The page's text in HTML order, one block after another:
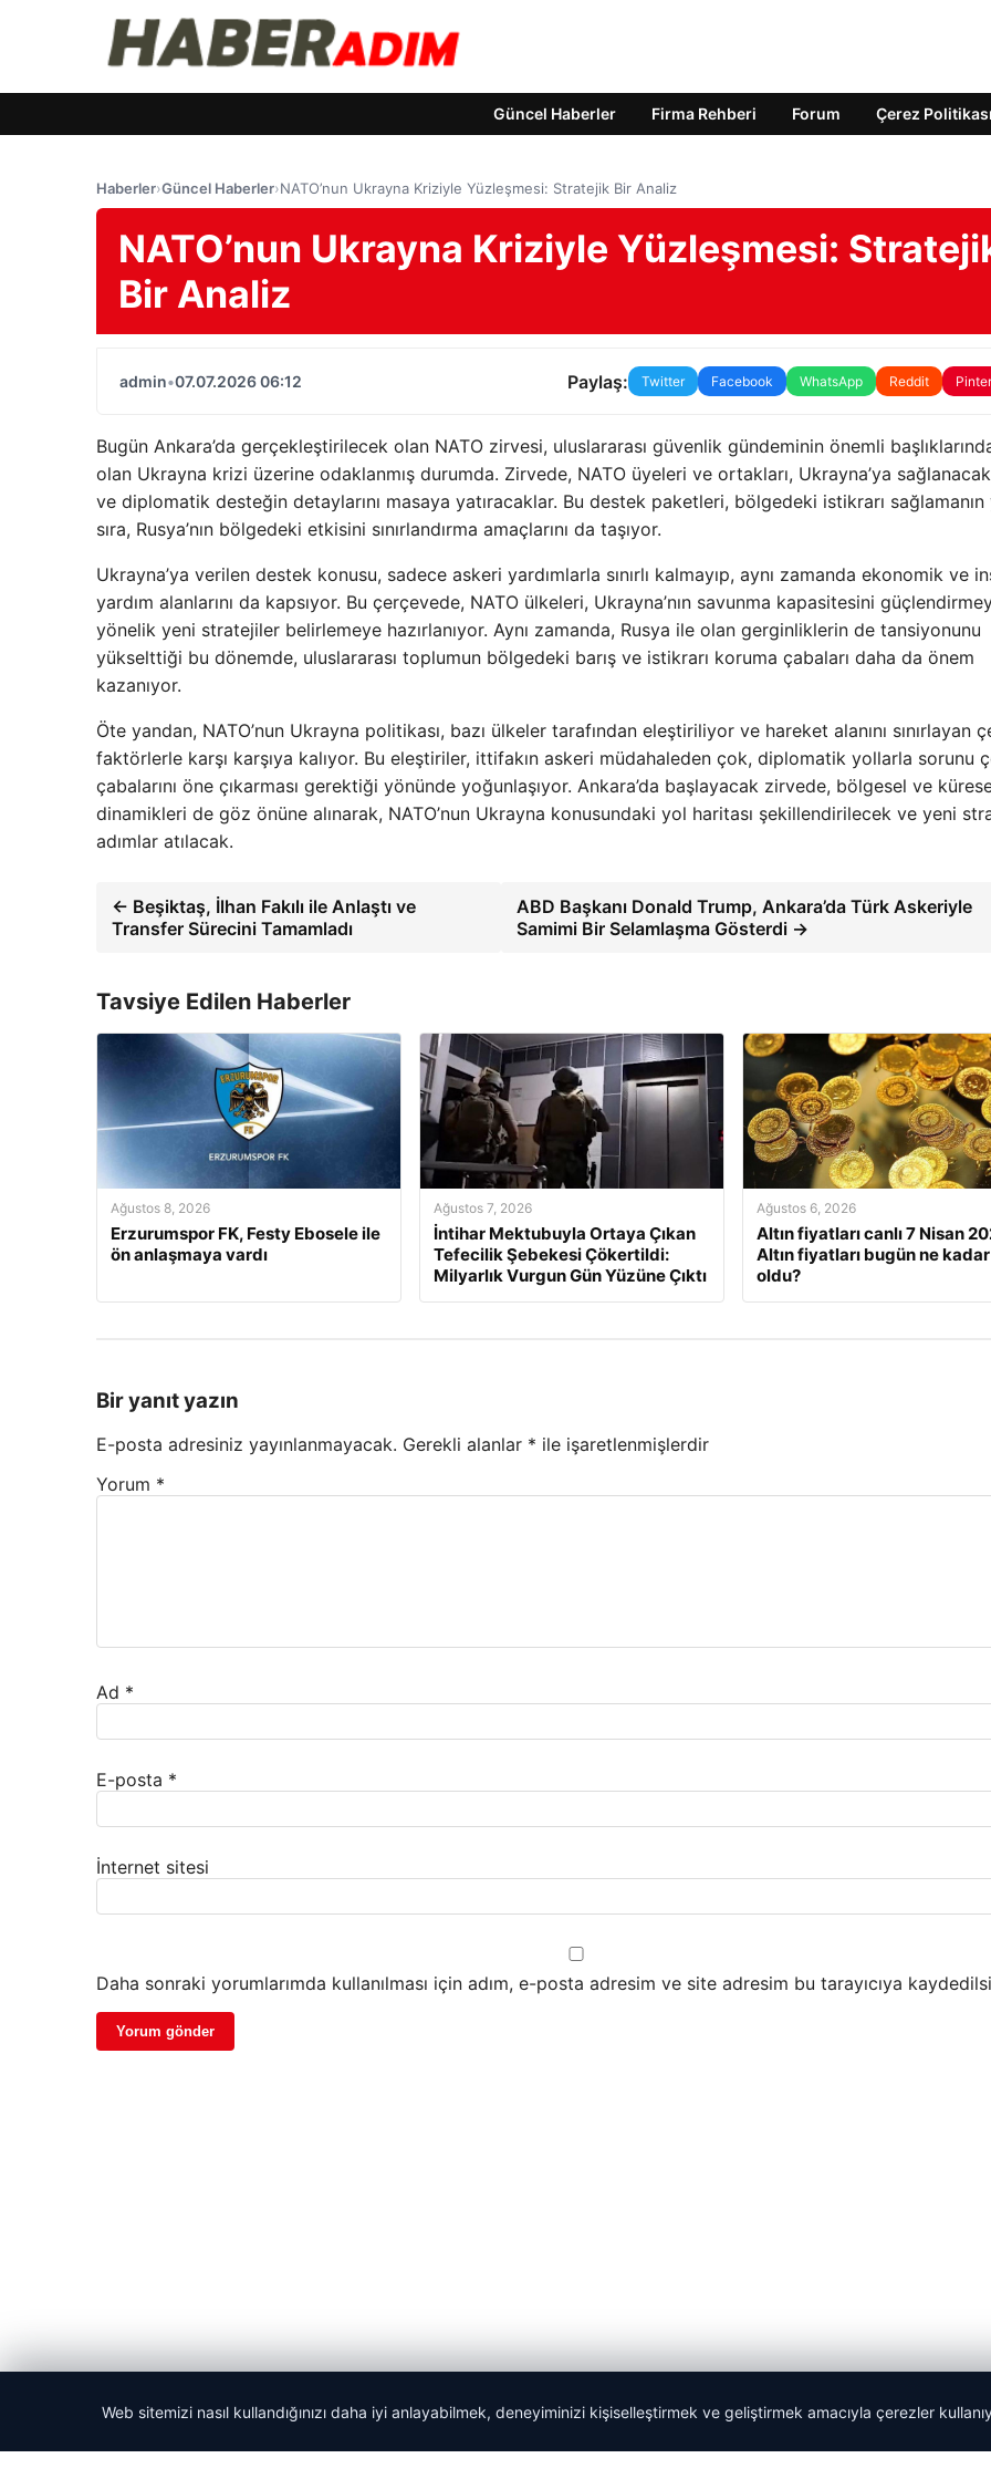
Güncel Haberler Firma Rehberi Forum Çerez Politikası
Haberler›Güncel Haberler›NATO’nun Ukrayna Kriziyle Yüzleşmesi: Stratejik Bir Analiz
NATO’nun Ukrayna Kriziyle Yüzleşmesi:
Bir Analiz
admin•07.07.2026 06:12 Paylaş: Twitter Facebook WhatsApp Reddit
Bugün Ankara’da gerçekleştirilecek olan NATO zirvesi, uluslararası güvenlik gündeminin önemli
olan Ukrayna krizi üzerine odaklanmış durumda. Zirvede, NATO üyeleri ve ortakları, Ukrayna’ya
ve diplomatik desteğin detaylarını masaya yatıracaklar. Bu destek paketleri, bölgedeki istikrarı sağlamanın
sıra, Rusya’nın bölgedeki etkisini sınırlandırma amaçlarını da taşıyor.
Ukrayna’ya verilen destek konusu, sadece askeri yardımlarla sınırlı kalmayıp, aynı zamanda ekonomik ve
yardım alanlarını da kapsıyor. Bu çerçevede, NATO ülkeleri, Ukrayna’nın savunma kapasitesini
yönelik yeni stratejiler belirlemeye hazırlanıyor. Aynı zamanda, Rusya ile olan gerginliklerin de tansiyonunu
yükselttiği bu dönemde, uluslararası toplumun bölgedeki barış ve istikrarı koruma çabaları daha da önem
kazanıyor.
Öte yandan, NATO’nun Ukrayna politikası, bazı ülkeler tarafından eleştiriliyor ve hareket alanını sınırlayan
faktörlerle karşı karşıya kalıyor. Bu eleştiriler, ittifakın askeri müdahaleden çok, diplomatik yollarla sorunu
çabalarını öne çıkarması gerektiği yönünde yoğunlaşıyor. Ankara’da başlayacak zirvede, bölgesel ve
dinamikleri de göz önüne alınarak, NATO’nun Ukrayna konusundaki yol haritası şekillendirilecek ve yeni
adımlar atılacak.
← Beşiktaş, İlhan Fakılı ile Anlaştı ve
Transfer Sürecini Tamamladı
ABD Başkanı Donald Trump, Ankara’da Türk Askeriyle
Samimi Bir Selamlaşma Gösterdi →
Tavsiye Edilen Haberler
Ağustos 8, 2026
Erzurumspor FK, Festy Ebosele ile
ön anlaşmaya vardı
Ağustos 7, 2026
İntihar Mektubuyla Ortaya Çıkan
Tefecilik Şebekesi Çökertildi:
Milyarlık Vurgun Gün Yüzüne Çıktı
Ağustos 6, 2026
Altın fiyatları canlı 7 Nisan
Altın fiyatları bugün ne kadar
oldu?
Bir yanıt yazın
E-posta adresiniz yayınlanmayacak. Gerekli alanlar * ile işaretlenmişlerdir
Yorum *
Ad *
E-posta *
İnternet sitesi
Daha sonraki yorumlarımda kullanılması için adım, e-posta adresim ve site adresim bu tarayıcıya
Web sitemizi nasıl kullandığınızı daha iyi anlayabilmek, deneyiminizi kişiselleştirmek ve geliştirmek amacıyla çerezler